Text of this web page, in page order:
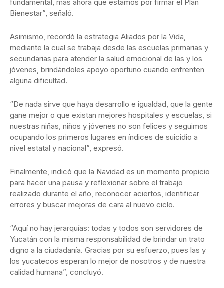
fundamental, más ahora que estamos por firmar el Plan
Bienestar”, señaló.
Asimismo, recordó la estrategia Aliados por la Vida,
mediante la cual se trabaja desde las escuelas primarias y
secundarias para atender la salud emocional de las y los
jóvenes, brindándoles apoyo oportuno cuando enfrenten
alguna dificultad.
“De nada sirve que haya desarrollo e igualdad, que la gente
gane mejor o que existan mejores hospitales y escuelas, si
nuestras niñas, niños y jóvenes no son felices y seguimos
ocupando los primeros lugares en índices de suicidio a
nivel estatal y nacional”, expresó.
Finalmente, indicó que la Navidad es un momento propicio
para hacer una pausa y reflexionar sobre el trabajo
realizado durante el año, reconocer aciertos, identificar
errores y buscar mejoras de cara al nuevo ciclo.
“Aquí no hay jerarquías: todas y todos son servidores de
Yucatán con la misma responsabilidad de brindar un trato
digno a la ciudadanía. Gracias por su esfuerzo, pues las y
los yucatecos esperan lo mejor de nosotros y de nuestra
calidad humana”, concluyó.